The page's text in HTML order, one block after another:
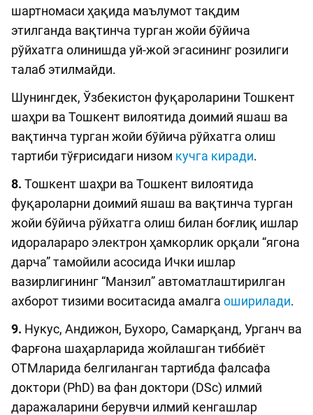
шартномаси ҳақида маълумот тақдим
этилганда вақтинча турган жойи бўйича
рўйхатга олинишда уй-жой эгасининг розилиги
талаб этилмайди.
Шунингдек, Ўзбекистон фуқароларини Тошкент
шаҳри ва Тошкент вилоятида доимий яшаш ва
вақтинча турган жойи бўйича рўйхатга олиш
тартиби тўғрисидаги низом кучга киради.
8. Тошкент шаҳри ва Тошкент вилоятида
фуқароларни доимий яшаш ва вақтинча турган
жойи бўйича рўйхатга олиш билан боғлиқ ишлар
идоралараро электрон ҳамкорлик орқали “ягона
дарча” тамойили асосида Ички ишлар
вазирлигининг “Манзил” автоматлаштирилган
ахборот тизими воситасида амалга оширилади.
9. Нукус, Андижон, Бухоро, Самарқанд, Урганч ва
Фарғона шаҳарларида жойлашган тиббиёт
ОТМларида белгиланган тартибда фалсафа
доктори (PhD) ва фан доктори (DSc) илмий
даражаларини берувчи илмий кенгашлар